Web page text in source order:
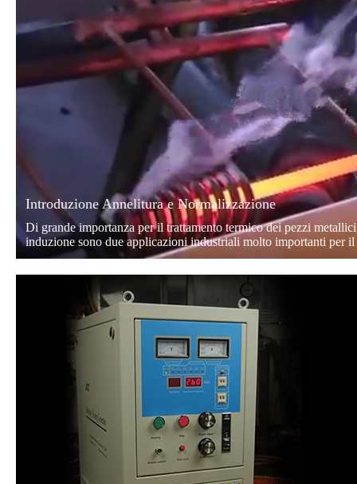
Introduzione Annelitura e Normalizzazione
Di grande importanza per il trattamento termico dei pezzi
induzione sono due applicazioni industriali molto importanti per